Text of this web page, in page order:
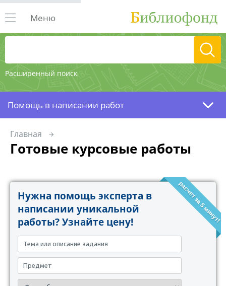
Расширенный поиск
Меню
Помощь в написании работ
Главная
Готовые курсовые работы
расчет за 5 минут!
Нужна помощь эксперта в
написании уникальной
работы? Узнайте цену!